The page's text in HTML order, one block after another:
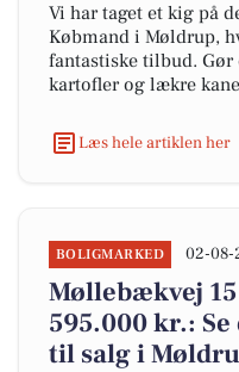
Vi har taget et kig på
Købmand i Møldrup,
fantastiske tilbud.
kartofler og lækre
Læs hele artiklen her
BOLIGMARKED 02-08-
Møllebækvej
595.000 kr.:
til salg i